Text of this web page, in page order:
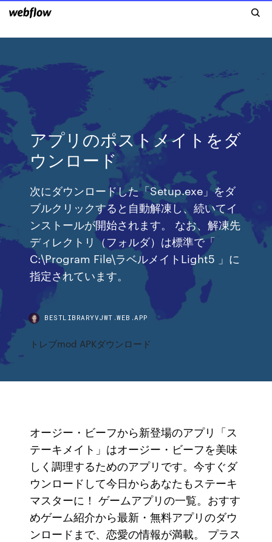
アプリのポストメイトをダ
ウンロード
次にダウンロードした「Setup.exe」をダ
ブルクリックすると自動解凍し、続いてイ
ンストールが開始されます。 なお、解凍先
ディレクトリ（フォルダ）は標準で「
C:\Program File\ラベルメイトLight5 」に
指定されています。
BESTLIBRARYVJWT.WEB.APP
トレブmod APKダウンロード
オージー・ビーフから新登場のアプリ「ス
テーキメイト」はオージー・ビーフを美味
しく調理するためのアプリです。今すぐダ
ウンロードして今日からあなたもステーキ
マスターに！ ゲームアプリの一覧。おすす
めゲーム紹介から最新・無料アプリのダウ
ンロードまで、恋愛の情報が満載。 プラス